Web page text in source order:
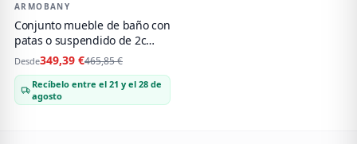
-25%
ARMOBANY
Conjunto mueble de baño con
patas o suspendido de 2c
serie Doly(60, 80, 100 y 120)
Desde349,39 €465,85 €
Recíbelo entre el 21 y el 28 de
agosto